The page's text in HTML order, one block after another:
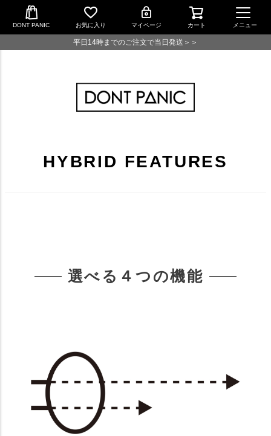
DONT PANIC お気に入り マイページ カート メニュー
平日14時までのご注文で当日発送＞＞
HYBRID FEATURES
選べる４つの機能